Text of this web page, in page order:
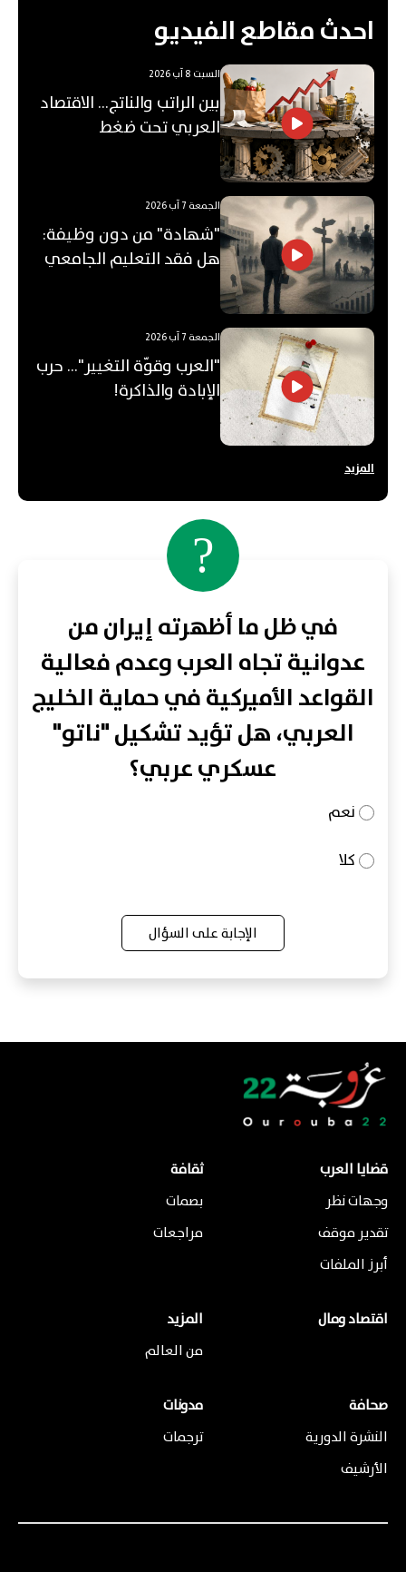
احدث مقاطع الفيديو
السبت 8 آب 2026
بين الراتب والناتج… الاقتصاد
العربي تحت ضغط
الجمعة 7 آب 2026
"شهادة" من دون وظيفة:
هل فقد التعليم الجامعي
الجمعة 7 آب 2026
"العرب وقوّة التغيير"... حرب
الإبادة والذاكرة!
المزيد
?
في ظل ما أظهرته إيران من
عدوانية تجاه العرب وعدم فعالية
القواعد الأميركية في حماية الخليج
العربي، هل تؤيد تشكيل "ناتو"
عسكري عربي؟
نعم
كلا
الإجابة على السؤال
قضايا العرب
وجهات نظر
تقدير موقف
أبرز الملفات
ثقافة
بصمات
مراجعات
اقتصاد ومال
المزيد
من العالم
صحافة
النشرة الدورية
الأرشيف
مدونات
ترجمات